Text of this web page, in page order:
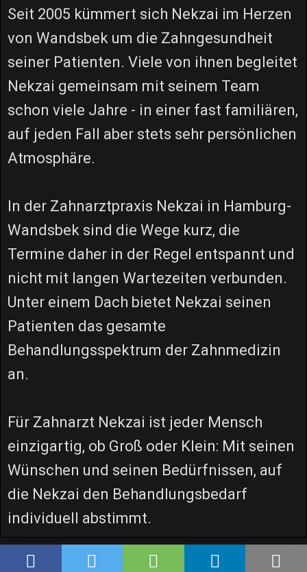
Seit 2005 kümmert sich Nekzai im Herzen
von Wandsbek um die Zahngesundheit
seiner Patienten. Viele von ihnen begleitet
Nekzai gemeinsam mit seinem Team
schon viele Jahre - in einer fast familiären,
auf jeden Fall aber stets sehr persönlichen
Atmosphäre.
In der Zahnarztpraxis Nekzai in Hamburg-
Wandsbek sind die Wege kurz, die
Termine daher in der Regel entspannt und
nicht mit langen Wartezeiten verbunden.
Unter einem Dach bietet Nekzai seinen
Patienten das gesamte
Behandlungsspektrum der Zahnmedizin
an.
Für Zahnarzt Nekzai ist jeder Mensch
einzigartig, ob Groß oder Klein: Mit seinen
Wünschen und seinen Bedürfnissen, auf
die Nekzai den Behandlungsbedarf
individuell abstimmt.